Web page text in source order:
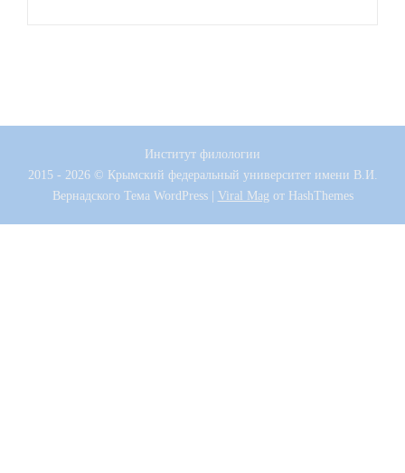
Институт филологии
2015 - 2026 © Крымский федеральный университет имени В.И.
ВернадскогоТема WordPress | Viral Mag от HashThemes